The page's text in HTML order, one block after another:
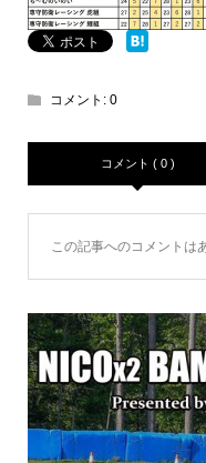
コメント: 0
コメント ( 0 )
この記事へのコメントは